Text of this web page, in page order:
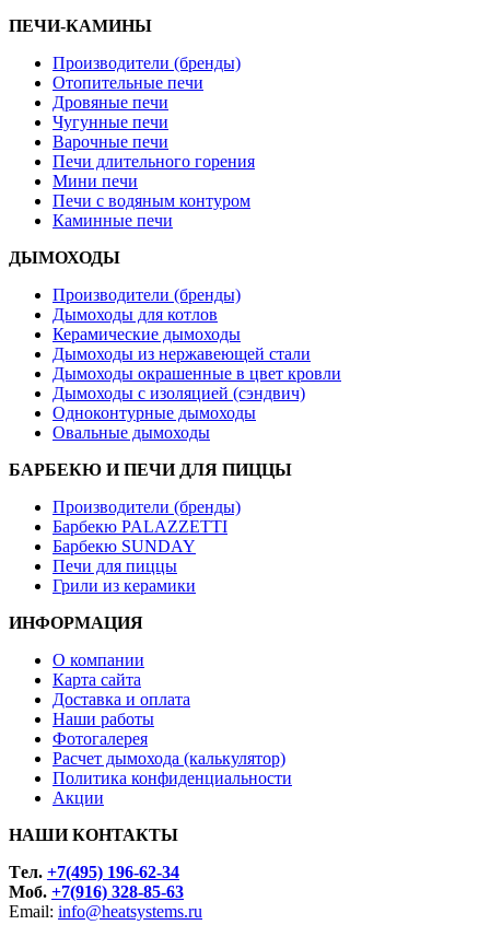
ПЕЧИ-КАМИНЫ
Производители (бренды)
Отопительные печи
Дровяные печи
Чугунные печи
Варочные печи
Печи длительного горения
Мини печи
Печи с водяным контуром
Каминные печи
ДЫМОХОДЫ
Производители (бренды)
Дымоходы для котлов
Керамические дымоходы
Дымоходы из нержавеющей стали
Дымоходы окрашенные в цвет кровли
Дымоходы с изоляцией (сэндвич)
Одноконтурные дымоходы
Овальные дымоходы
БАРБЕКЮ И ПЕЧИ ДЛЯ ПИЦЦЫ
Производители (бренды)
Барбекю PALAZZETTI
Барбекю SUNDAY
Печи для пиццы
Грили из керамики
ИНФОРМАЦИЯ
О компании
Карта сайта
Доставка и оплата
Наши работы
Фотогалерея
Расчет дымохода (калькулятор)
Политика конфиденциальности
Акции
НАШИ КОНТАКТЫ
Tел. +7(495) 196-62-34
Моб. +7(916) 328-85-63
Email: info@heatsystems.ru